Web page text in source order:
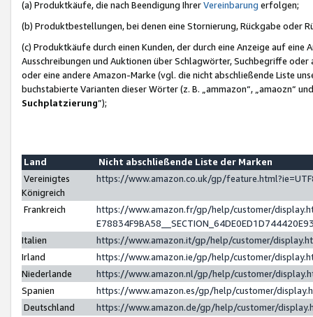
(a) Produktkäufe, die nach Beendigung IhrerVereinbarung erfolgen;
(b) Produktbestellungen, bei denen eine Stornierung, Rückgabe oder
(c) Produktkäufe durch einen Kunden, der durch eine Anzeige auf
Ausschreibungen und Auktionen über Schlagwörter, Suchbegriffe
oder eine andere Amazon-Marke (vgl. die nicht abschließende Liste
buchstabierte Varianten dieser Wörter (z. B. „ammazon“, „amaozn“
Suchplatzierung”);
Land
Nicht abschließende Liste der Marken
Vereinigtes
Königreich
https://www.amazon.co.uk/gp/
Frankreich
https://www.amazon.fr/gp/help/customer/
Italien
https://www.amazon.it/gp/help/customer/
Irland
https://www.amazon.ie/gp/help/customer/
Niederlande
https://www.amazon.nl/gp/help/customer/
Spanien
https://www.amazon.es/gp/help/customer/
Deutschland
https://www.amazon.de/gp/help/customer/